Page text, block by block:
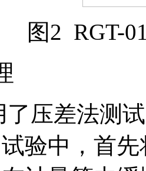
图2 RGT-
了压差法测
验中，首